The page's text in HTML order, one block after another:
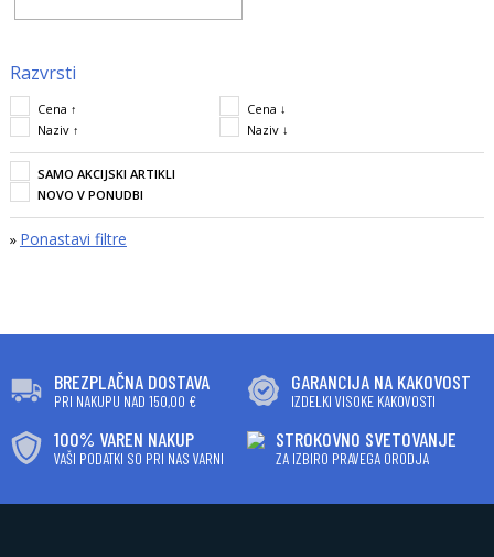
Razvrsti
Cena ↑
Cena ↓
Naziv ↑
Naziv ↓
SAMO AKCIJSKI ARTIKLI
NOVO V PONUDBI
» Ponastavi filtre
BREZPLAČNA DOSTAVA
PRI NAKUPU NAD 150,00 €
GARANCIJA NA KAKOVOST
IZDELKI VISOKE KAKOVOSTI
100% VAREN NAKUP
VAŠI PODATKI SO PRI NAS VARNI
STROKOVNO SVETOVANJE
ZA IZBIRO PRAVEGA ORODJA